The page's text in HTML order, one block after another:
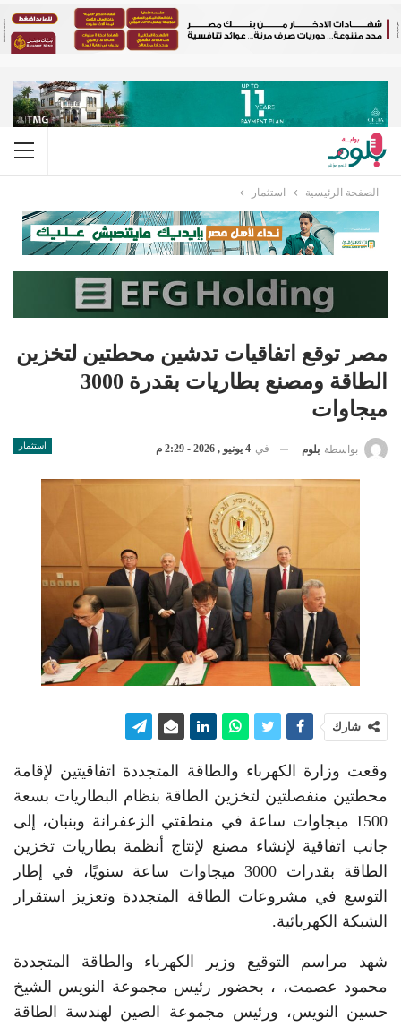
الصفحة الرئيسية استثمار
مصر توقع اتفاقيات تدشين محطتين لتخزين
الطاقة ومصنع بطاريات بقدرة 3000
ميجاوات
استثمار بواسطة بلوم في 4 يونيو , 2026 - 2:29 م
شارك
وقعت وزارة الكهرباء والطاقة المتجددة اتفاقيتين لإقامة
محطتين منفصلتين لتخزين الطاقة بنظام البطاريات بسعة
1500 ميجاوات ساعة في منطقتي الزعفرانة وبنبان، إلى
جانب اتفاقية لإنشاء مصنع لإنتاج أنظمة بطاريات تخزين
الطاقة بقدرات 3000 ميجاوات ساعة سنويًا، في إطار
التوسع في مشروعات الطاقة المتجددة وتعزيز استقرار
الشبكة الكهربائية.
شهد مراسم التوقيع وزير الكهرباء والطاقة المتجددة
محمود عصمت، ، بحضور رئيس مجموعة النويس الشيخ
حسين النويس، ورئيس مجموعة الصين لهندسة الطاقة